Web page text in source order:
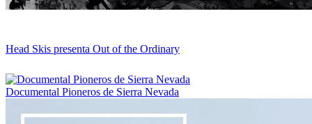
Head Skis presenta Out of the Ordinary
Documental Pioneros de Sierra Nevada